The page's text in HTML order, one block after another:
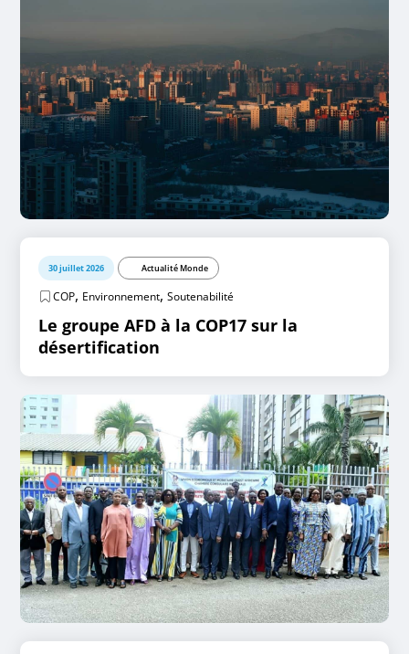
30 juillet 2026 Actualité Monde
COP, Environnement,Soutenabilité
Le groupe AFD à la COP17 sur la
désertification